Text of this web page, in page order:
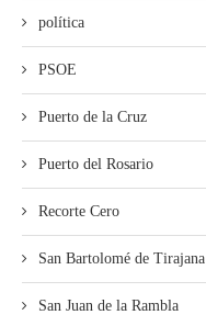
política
PSOE
Puerto de la Cruz
Puerto del Rosario
Recorte Cero
San Bartolomé de Tirajana
San Juan de la Rambla